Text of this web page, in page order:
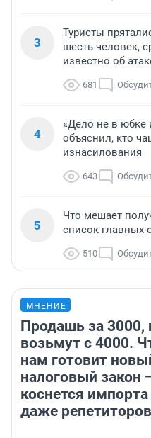
3
Туристы
шесть человек,
известно об
681
4
«Дело не в юбке
объяснил, кто
изнасилования
643
5
Что мешает
список главных
510
МНЕНИЕ
Продашь за 3000,
возьмут с 4000.
нам готовит
налоговый закон
коснется импорта
даже репетиторов